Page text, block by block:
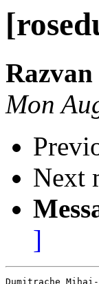
Razvan
Mon
Next
]
Dumitrache